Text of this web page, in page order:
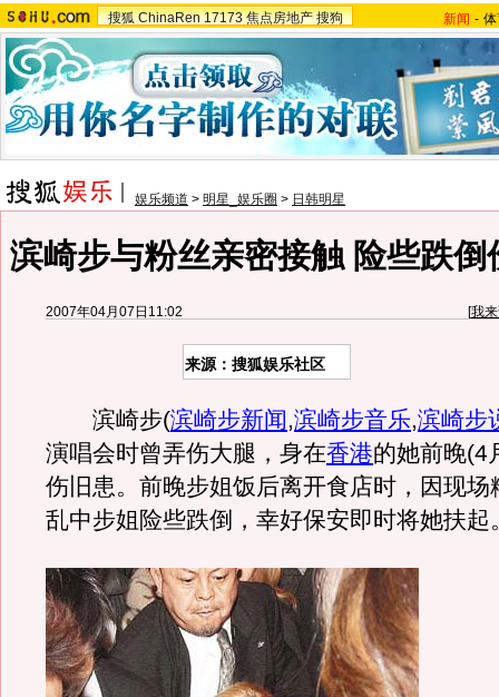
搜狐 ChinaRen 17173 焦点房地产 搜狗 新闻 -
娱乐频道 > 明星_娱乐圈 > 日韩明星
滨崎步与粉丝亲密接触 险些跌倒
2007年04月07日11:02 [我
来源：搜狐娱乐社区
滨崎步(滨崎步新闻,滨崎步音乐,滨崎步
演唱会时曾弄伤大腿，身在香港的她前晚(4
伤旧患。前晚步姐饭后离开食店时，因现场
乱中步姐险些跌倒，幸好保安即时将她扶起